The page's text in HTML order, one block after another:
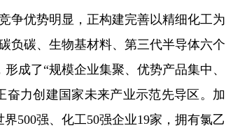
争优势明显，正构建完善以精细化工为
负碳、生物基材料、第三代半导体六个
成了“规模企业集聚、优势产品集中、
奋力创建国家未来产业示范先导区。加
500强、化工50强企业19家，拥有氯乙